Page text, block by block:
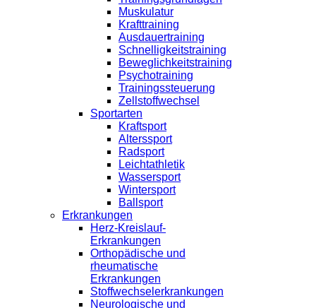
Muskulatur
Krafttraining
Ausdauertraining
Schnelligkeitstraining
Beweglichkeitstraining
Psychotraining
Trainingssteuerung
Zellstoffwechsel
Sportarten
Kraftsport
Alterssport
Radsport
Leichtathletik
Wassersport
Wintersport
Ballsport
Erkrankungen
Herz-Kreislauf-
Erkrankungen
Orthopädische und
rheumatische
Erkrankungen
Stoffwechselerkrankungen
Neurologische und